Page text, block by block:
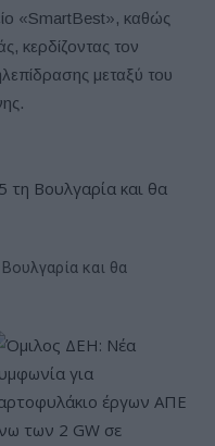
«SmartBest», καθώς
κερδίζοντας τον
μεταξύ του
και θα